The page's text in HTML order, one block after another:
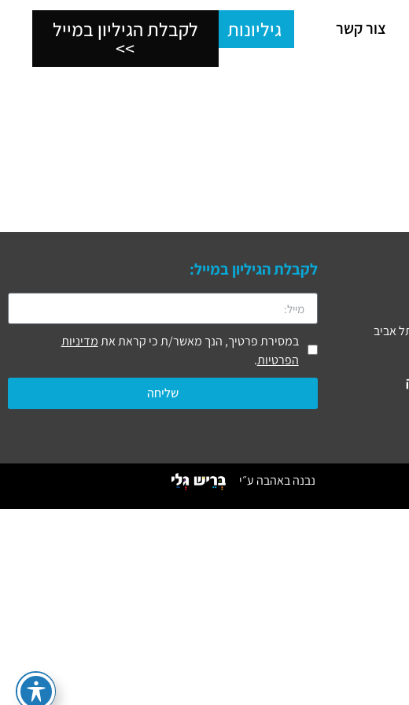
צור קשר גיליונות לקבלת הגיליון במייל
>>
לקבלת הגיליון במייל:
במסירת פרטיך, הנך מאשר/ת כי קראת אתמדיניות
הפרטיות.
שליחה
נבנה באהבה ע״י